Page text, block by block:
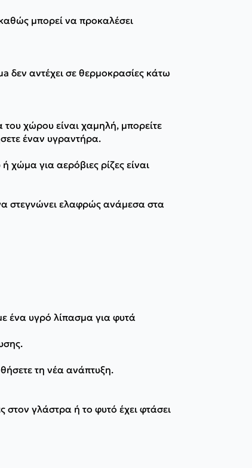
μπορεί να προκαλέσει
δεν αντέχει σε θερμοκρασίες κάτω
χώρου είναι χαμηλή, μπορείτε
έναν υγραντήρα.
για αερόβιες ρίζες είναι
στεγνώνει ελαφρώς ανάμεσα στα
ένα υγρό λίπασμα για φυτά
τη νέα ανάπτυξη.
στον γλάστρα ή το φυτό έχει φτάσει